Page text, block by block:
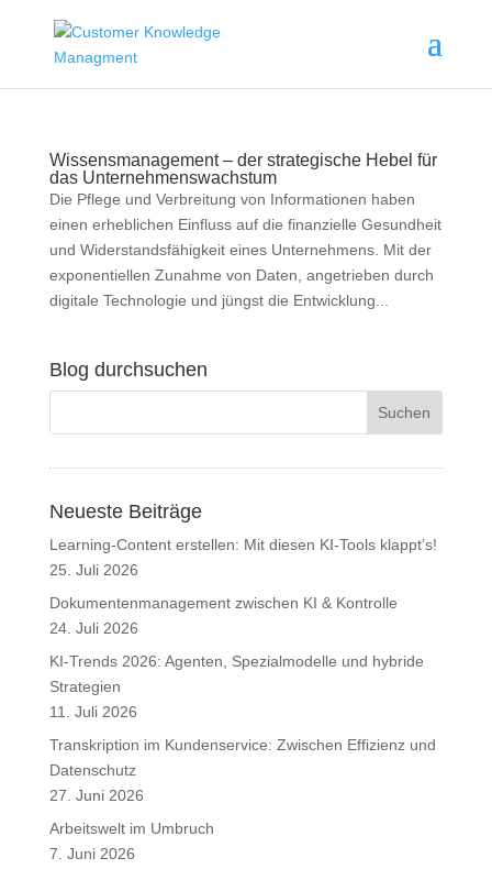
Wissensmanagement – der strategische Hebel für
das Unternehmenswachstum
Die Pflege und Verbreitung von Informationen haben
einen erheblichen Einfluss auf die finanzielle Gesundheit
und Widerstandsfähigkeit eines Unternehmens. Mit der
exponentiellen Zunahme von Daten, angetrieben durch
digitale Technologie und jüngst die Entwicklung...
Blog durchsuchen
Neueste Beiträge
Learning-Content erstellen: Mit diesen KI-Tools klappt’s!
25. Juli 2026
Dokumentenmanagement zwischen KI & Kontrolle
24. Juli 2026
KI-Trends 2026: Agenten, Spezialmodelle und hybride
Strategien
11. Juli 2026
Transkription im Kundenservice: Zwischen Effizienz und
Datenschutz
27. Juni 2026
Arbeitswelt im Umbruch
7. Juni 2026